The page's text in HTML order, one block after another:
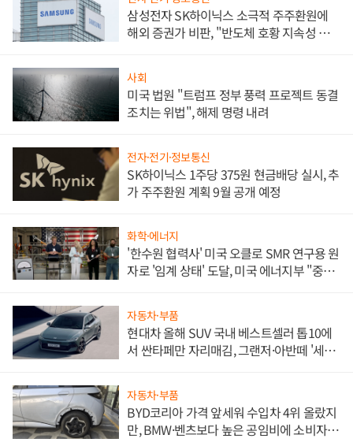
삼성전자 SK하이닉스 소극적 주주환원에
해외 증권가 비판, "반도체 호황 지속성 의
사회
미국 법원 "트럼프 정부 풍력 프로젝트 동결
조치는 위법", 해제 명령 내려
전자·전기·정보통신
SK하이닉스 1주당 375원 현금배당 실시, 추
가 주주환원 계획 9월 공개 예정
화학·에너지
'한수원 협력사' 미국 오클로 SMR 연구용 원
자로 '임계 상태' 도달, 미국 에너지부 "중요
자동차·부품
현대차 올해 SUV 국내 베스트셀러 톱10에
서 싼타페만 자리매김, 그랜저·아반떼 '세단
자동차·부품
BYD코리아 가격 앞세워 수입차 4위 올랐지
만, BMW·벤츠보다 높은 공임비에 소비자